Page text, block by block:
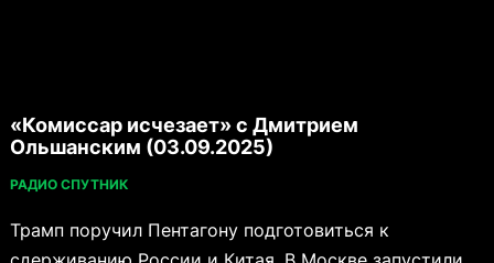
«Комиссар исчезает» с Дмитрием
Ольшанским (03.09.2025)
РАДИО СПУТНИК
Трамп поручил Пентагону подготовиться к